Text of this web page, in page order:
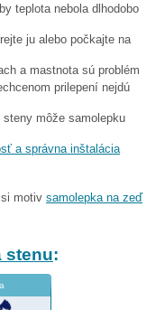
teplota nebola dlhodobo
ju alebo počkajte na
a mastnota sú problém
prilepení nejdú
môže samolepku
a správna inštalácia
motiv samolepka na zeď
stenu: